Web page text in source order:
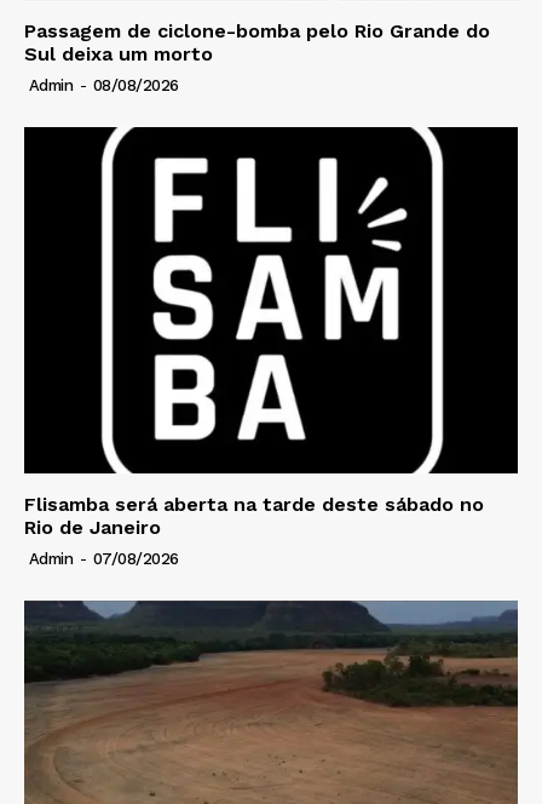
Passagem de ciclone-bomba pelo Rio Grande do
Sul deixa um morto
Admin - 08/08/2026
Flisamba será aberta na tarde deste sábado no
Rio de Janeiro
Admin - 07/08/2026